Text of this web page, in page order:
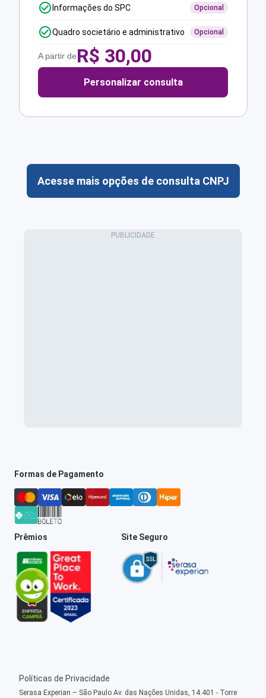
Informações do SPC Opcional
Quadro societário e administrativo Opcional
A partir deR$ 30,00
Personalizar consulta
Acesse mais opções de consulta CNPJ
Formas de Pagamento
Prêmios Site Seguro
Políticas de Privacidade
Serasa Experian – São Paulo Av. das Nações Unidas, 14.401 - Torre